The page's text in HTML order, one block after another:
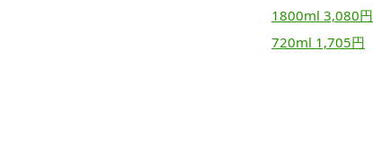
1800ml 3,080円
720ml 1,705円